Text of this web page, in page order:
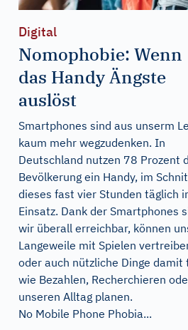
Digital
Nomophobie: Wenn
das Handy Ängste
auslöst
Smartphones sind aus unserm
kaum mehr wegzudenken. In
Deutschland nutzen 78 Prozent
Bevölkerung ein Handy, im
dieses fast vier Stunden täglich
Einsatz. Dank der Smartphones
wir überall erreichbar, können
Langeweile mit Spielen
oder auch nützliche Dinge damit
wie Bezahlen, Recherchieren
unseren Alltag planen.
No Mobile Phone Phobia...